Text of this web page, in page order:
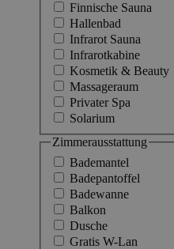
Finnische Sauna
Hallenbad
Infrarot Sauna
Infrarotkabine
Kosmetik & Beauty
Massageraum
Privater Spa
Solarium
Zimmerausstattung
Bademantel
Badepantoffel
Badewanne
Balkon
Dusche
Gratis W-Lan